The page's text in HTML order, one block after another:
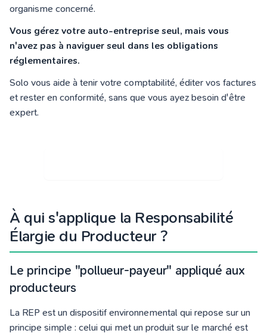
organisme concerné.
Vous gérez votre auto-entreprise seul, mais vous
n'avez pas à naviguer seul dans les obligations
réglementaires.
Solo vous aide à tenir votre comptabilité, éditer vos factures
et rester en conformité, sans que vous ayez besoin d'être
expert.
À qui s'applique la Responsabilité
Élargie du Producteur ?
Le principe "pollueur-payeur" appliqué aux
producteurs
La REP est un dispositif environnemental qui repose sur un
principe simple : celui qui met un produit sur le marché est